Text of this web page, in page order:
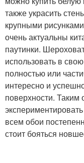
также украсить
крупными
очень актуальны
паутинки.
использовать в
полностью или
интересно и
поверхности.
всем обои
стоит бояться